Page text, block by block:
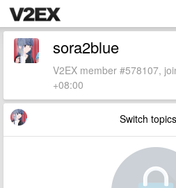
sora2blue
V2EX member #578107,
+08:00
Switch